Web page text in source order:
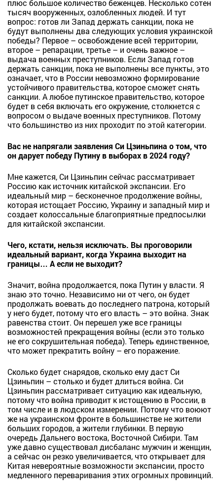
плюс большое количество беженцев. Несколько сотен
тысяч вооруженных, озлобленных людей. И тут
вопрос: готов ли Запад держать санкции, пока не
будут выполнены два следующих условия украинской
победы? Первое – освобождение всей территории,
второе – репарации, третье – и очень важное –
выдача военных преступников. Если Запад готов
держать санкции, пока не выполнены все пункты, это
означает, что в России невозможно формирование
устойчивого правительства, которое сможет снять
санкции. А любое путинское правительство, которое
будет в себя включать его окружение, столкнется с
вопросом о выдаче военных преступников. Потому
что большинство из них проходит по этой категории.
Вас не напрягали заявления Си Цзиньпина о том, что
он дарует победу Путину в выборах в 2024 году?
Мне кажется, Си Цзиньпин сейчас рассматривает
Россию как источник китайской экспансии. Его
идеальный мир – бесконечное продолжение войны,
которая истощает Россию, Украину и западный мир и
создает колоссальные благоприятные предпосылки
для китайской экспансии.
Чего, кстати, нельзя исключать. Вы проговорили
идеальный вариант, когда Украина выходит на
границы… А если не выходит?
Значит, война продолжается, пока Путин у власти. Я
знаю это точно. Независимо ни от чего, он будет
продолжать воевать до последнего патрона, который
у него будет, потому что его власть – это война. Знак
равенства стоит. Он перешел уже все границы
возможностей прекращения войны (если это только
не его сокрушительная победа). Теперь единственное,
что может прекратить войну – его поражение.
Сколько будет снарядов, сколько ему даст Си
Цзиньпин – столько и будет длиться война. Си
Цзиньпин рассматривает ситуацию как идеальную,
потому что война приводит к истощению в России, в
том числе и в людском измерении. Потому что воюют
же на украинском фронте в большинстве не жители
больших городов, а жители глубинки. В первую
очередь Дальнего востока, Восточной Сибири. Там
уже давно существовал дисбаланс мужчин и женщин,
а сейчас он резко увеличивается, что открывает для
Китая невероятные возможности экспансии, просто
медленного переваривания этих огромных провинций.